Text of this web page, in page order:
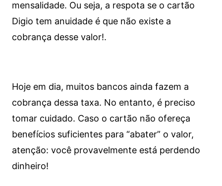
mensalidade. Ou seja, a respota se o cartão
Digio tem anuidade é que não existe a
cobrança desse valor!.
Hoje em dia, muitos bancos ainda fazem a
cobrança dessa taxa. No entanto, é preciso
tomar cuidado. Caso o cartão não ofereça
benefícios suficientes para “abater” o valor,
atenção: você provavelmente está perdendo
dinheiro!